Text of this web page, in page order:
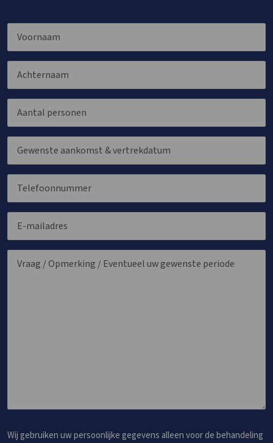
Wij gebruiken uw persoonlijke gegevens alleen voor de behandeling